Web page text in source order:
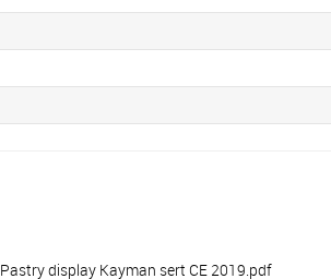
Pastry display Kayman sert CE 2019.pdf